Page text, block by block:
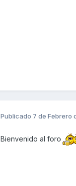
Publicado 7 de Febrero
Bienvenido al foro